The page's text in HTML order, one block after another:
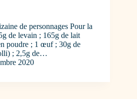
de personnages Pour la
de levain ; 165g de lait
poudre ; 1 œuf ; 30g de
; 2,5g de…
2020